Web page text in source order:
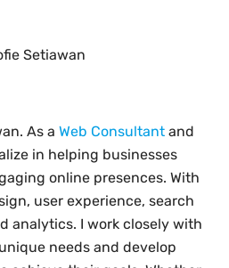
As a Web Consultant and
in helping businesses
online presences. With
user experience, search
analytics. I work closely with
needs and develop